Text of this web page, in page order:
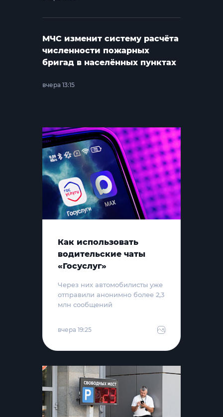
МЧС изменит систему расчёта
численности пожарных
бригад в населённых пунктах
вчера 13:15
Как использовать
водительские чаты
«Госуслуг»
Через них автомобилисты уже
отправили анонимно более 2,3
млн сообщений
вчера 19:25